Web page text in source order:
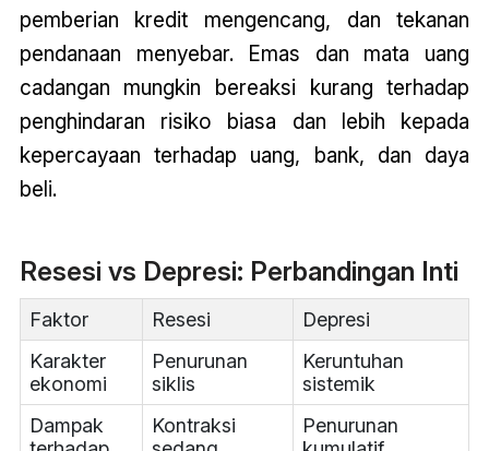
pemberian kredit mengencang, dan tekanan
pendanaan menyebar. Emas dan mata uang
cadangan mungkin bereaksi kurang terhadap
penghindaran risiko biasa dan lebih kepada
kepercayaan terhadap uang, bank, dan daya
beli.
Resesi vs Depresi: Perbandingan Inti
Faktor Resesi
Depresi
Karakter
ekonomi
Penurunan
siklis
Keruntuhan
sistemik
Dampak
Kontraksi
Penurunan